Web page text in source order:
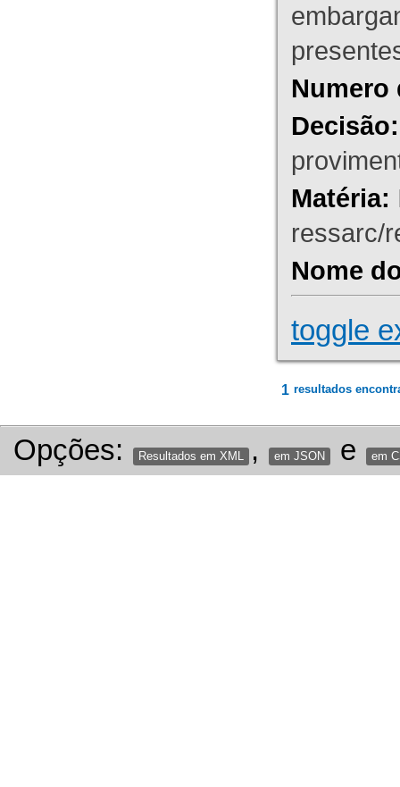
Numero
Decisão:
Matéria:
ressarc/
Nome
toggle
1 resultados
Opções: Resultados em XML , em JSON e em